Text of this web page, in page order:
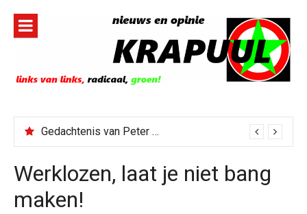
inhoud
Gedachtenis van Peter Faber
Todd Blanche benoemd tot Attorney General
Werklozen, laat je niet bang
maken!